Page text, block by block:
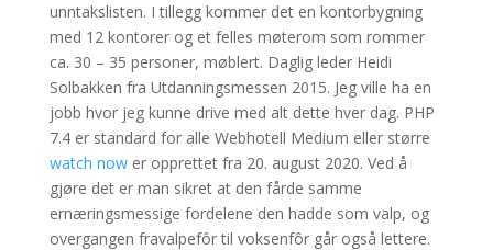
unntakslisten. I tillegg kommer det en kontorbygning
med 12 kontorer og et felles møterom som rommer
ca. 30 – 35 personer, møblert. Daglig leder Heidi
Solbakken fra Utdanningsmessen 2015. Jeg ville ha en
jobb hvor jeg kunne drive med alt dette hver dag. PHP
7.4 er standard for alle Webhotell Medium eller større
watch nower opprettet fra 20. august 2020. Ved å
gjøre det er man sikret at den fårde samme
ernæringsmessige fordelene den hadde som valp, og
overgangen fravalpefôr til voksenfôr går også lettere.